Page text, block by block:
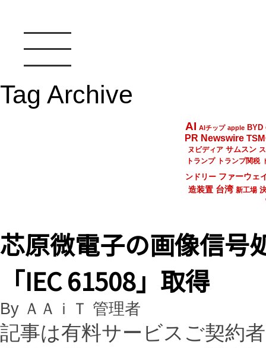
Tag Archive
AI AIチップ apple BYD
PR Newswire
ヌビディア サムスン
トランプ
トランプ関税
ンドリー ファーウェ
造装置 台湾 新工場
芯原微電子の画像信号
「IEC 61508」取得
By ＡＡｉＴ 管理者
記事は有料サービスご契約